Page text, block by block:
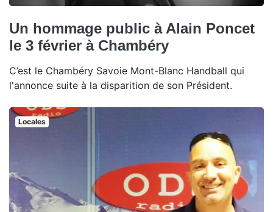
Un hommage public à Alain Poncet
le 3 février à Chambéry
C’est le Chambéry Savoie Mont-Blanc Handball qui
l'annonce suite à la disparition de son Président.
Locales